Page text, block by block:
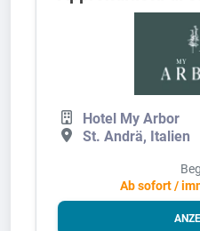
Hotel My Arbor
St. Andrä, Italien
Ab sofort /